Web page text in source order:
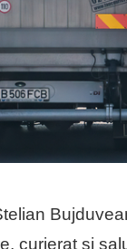
curierat și